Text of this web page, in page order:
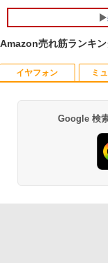
1
Amazon売れ筋ランキ
イヤフォン ミ
Google 検